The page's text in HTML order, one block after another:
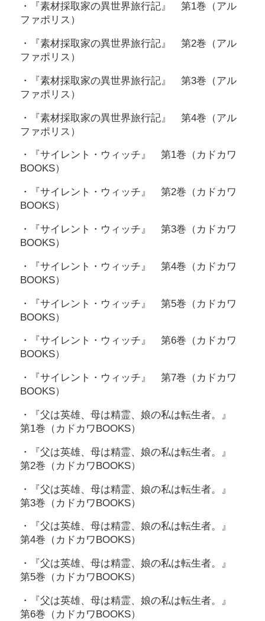
・『素材採取家の異世界旅行記』 第1巻（アル
ファポリス）
・『素材採取家の異世界旅行記』 第2巻（アル
ファポリス）
・『素材採取家の異世界旅行記』 第3巻（アル
ファポリス）
・『素材採取家の異世界旅行記』 第4巻（アル
ファポリス）
・『サイレント・ウィッチ』 第1巻（カドカワ
BOOKS）
・『サイレント・ウィッチ』 第2巻（カドカワ
BOOKS）
・『サイレント・ウィッチ』 第3巻（カドカワ
BOOKS）
・『サイレント・ウィッチ』 第4巻（カドカワ
BOOKS）
・『サイレント・ウィッチ』 第5巻（カドカワ
BOOKS）
・『サイレント・ウィッチ』 第6巻（カドカワ
BOOKS）
・『サイレント・ウィッチ』 第7巻（カドカワ
BOOKS）
・『父は英雄、母は精霊、娘の私は転生者。』
第1巻（カドカワBOOKS）
・『父は英雄、母は精霊、娘の私は転生者。』
第2巻（カドカワBOOKS）
・『父は英雄、母は精霊、娘の私は転生者。』
第3巻（カドカワBOOKS）
・『父は英雄、母は精霊、娘の私は転生者。』
第4巻（カドカワBOOKS）
・『父は英雄、母は精霊、娘の私は転生者。』
第5巻（カドカワBOOKS）
・『父は英雄、母は精霊、娘の私は転生者。』
第6巻（カドカワBOOKS）